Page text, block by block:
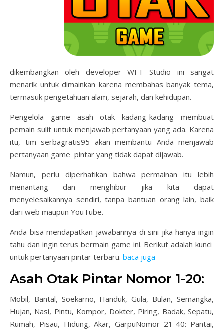
dikembangkan oleh developer WFT Studio ini sangat
menarik untuk dimainkan karena membahas banyak tema,
termasuk pengetahuan alam, sejarah, dan kehidupan.
Pengelola game asah otak kadang-kadang membuat
pemain sulit untuk menjawab pertanyaan yang ada. Karena
itu, tim serbagratis95 akan membantu Anda menjawab
pertanyaan game pintar yang tidak dapat dijawab.
Namun, perlu diperhatikan bahwa permainan itu lebih
menantang dan menghibur jika kita dapat
menyelesaikannya sendiri, tanpa bantuan orang lain, baik
dari web maupun YouTube.
Anda bisa mendapatkan jawabannya di sini jika hanya ingin
tahu dan ingin terus bermain game ini. Berikut adalah kunci
untuk pertanyaan pintar terbaru. baca juga
Asah Otak Pintar Nomor 1-20:
Mobil, Bantal, Soekarno, Handuk, Gula, Bulan, Semangka,
Hujan, Nasi, Pintu, Kompor, Dokter, Piring, Badak, Sepatu,
Rumah, Pisau, Hidung, Akar, GarpuNomor 21-40: Pantai,